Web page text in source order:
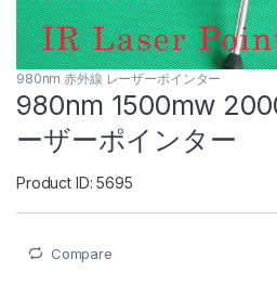
980nm 赤外線 レーザーポインター
980nm 1500mw
ーザーポインター
Product ID: 5695
Compare